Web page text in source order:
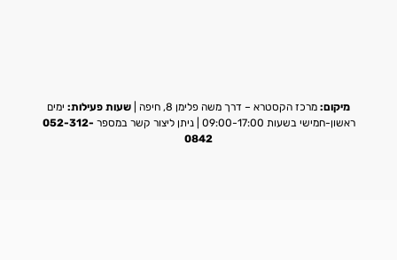
מיקום: מרכז הקסטרא – דרך משה פלימן 8, חיפה | שעות פעילות: ימים
ראשון-חמישי בשעות 09:00-17:00 | ניתן ליצור קשר במספר
052-312-
0842